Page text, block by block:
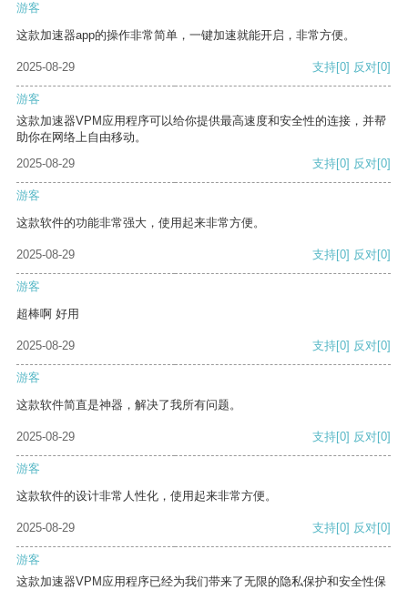
游客
这款加速器app的操作非常简单，一键加速就能开启，非常方便。
2025-08-29 支持[0] 反对[0]
游客
这款加速器VPM应用程序可以给你提供最高速度和安全性的连接，并帮
助你在网络上自由移动。
2025-08-29
支持[0] 反对[0]
游客
这款软件的功能非常强大，使用起来非常方便。
2025-08-29 支持[0] 反对[0]
游客
超棒啊 好用
2025-08-29 支持[0] 反对[0]
游客
这款软件简直是神器，解决了我所有问题。
2025-08-29 支持[0] 反对[0]
游客
这款软件的设计非常人性化，使用起来非常方便。
2025-08-29 支持[0] 反对[0]
游客
这款加速器VPM应用程序已经为我们带来了无限的隐私保护和安全性保